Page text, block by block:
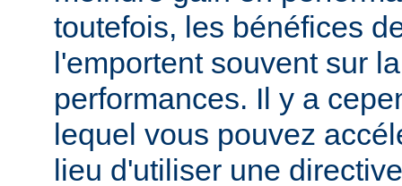
toutefois, les bénéfices
l'emportent souvent sur
performances. Il y a
lequel vous pouvez
lieu d'utiliser une